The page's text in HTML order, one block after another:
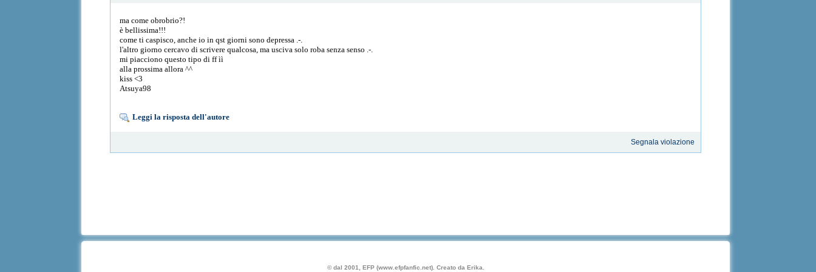
ma come obrobrio?!
è bellissima!!!
come ti caspisco, anche io in qst giorni sono depressa .-.
l'altro giorno cercavo di scrivere qualcosa, ma usciva solo roba senza senso .-.
mi piacciono questo tipo di ff ìì
alla prossima allora ^^
kiss <3
Atsuya98
Leggi la risposta dell'autore
Segnala violazione
© dal 2001, EFP (www.efpfanfic.net). Creato da Erika.